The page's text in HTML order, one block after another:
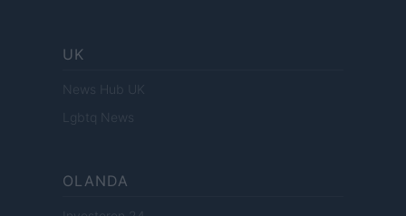
UK
News Hub UK
Lgbtq News
OLANDA